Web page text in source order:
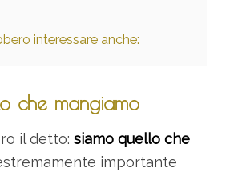
interessare anche:
che mangiamo
il detto: siamo quello che
importante